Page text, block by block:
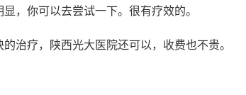
，你可以去尝试一下。很有疗效的。
治疗，陕西光大医院还可以，收费也不贵。